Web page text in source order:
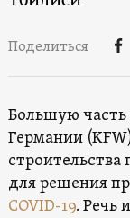
Поделиться
Большую часть
Германии
для решения
COVID-19. Речь